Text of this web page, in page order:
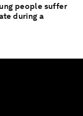
people suffer
during a